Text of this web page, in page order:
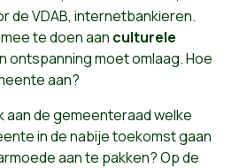
de VDAB, internetbankieren.
te doen aan culturele
ontspanning moet omlaag. Hoe
aan?
aan de gemeenteraad welke
in de nabije toekomst gaan
aan te pakken? Op de